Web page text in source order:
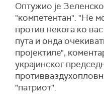
Оптужио је
"компетентан". "Не
против некога ко
пута и онда
пројектиле",
украјинског
"патриот".